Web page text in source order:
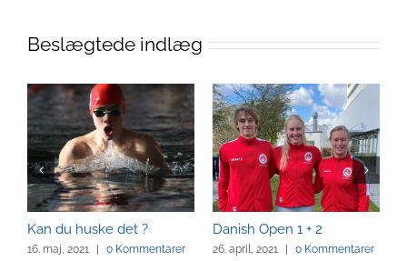
Beslægtede indlæg
Kan du huske det ?
16. maj, 2021 | 0 Kommentarer
Danish Open 1 + 2
26. april, 2021 | 0 Kommentarer